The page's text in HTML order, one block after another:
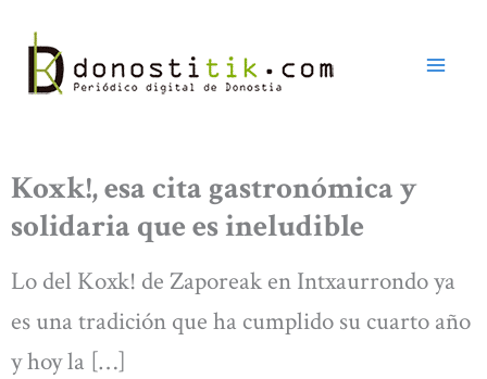
contenido
Koxk!, esa cita gastronómica y
solidaria que es ineludible
Lo del Koxk! de Zaporeak en Intxaurrondo ya
es una tradición que ha cumplido su cuarto año
y hoy la […]